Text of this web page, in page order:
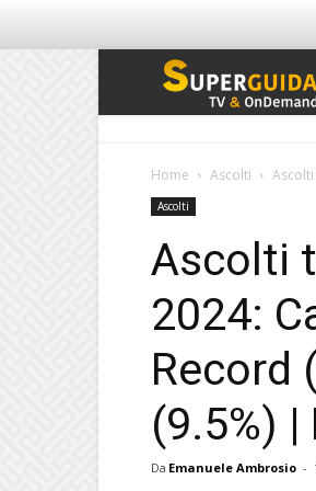
Home Ascolti
Ascolti
Ascolti
2024:
Record
(9.5%) |
Da Emanuele Ambrosio -